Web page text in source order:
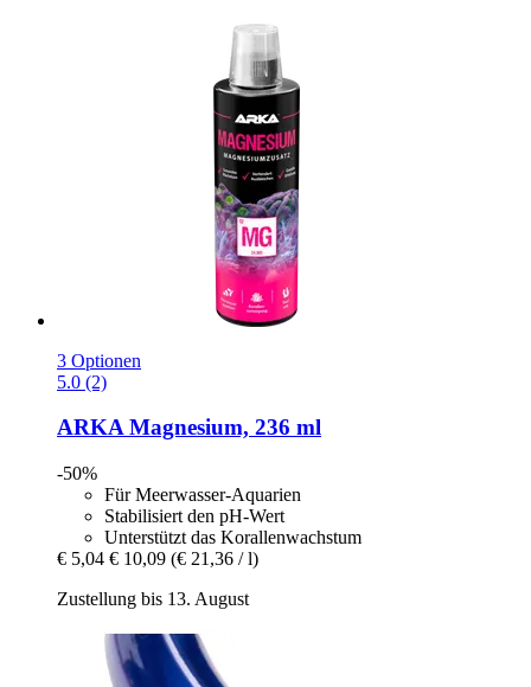
3 Optionen
5.0 (2)
ARKAMagnesium, 236 ml
-50%
Für Meerwasser-Aquarien
Stabilisiert den pH-Wert
Unterstützt das Korallenwachstum
€ 5,04 € 10,09 (€ 21,36 / l)
Zustellung bis 13. August